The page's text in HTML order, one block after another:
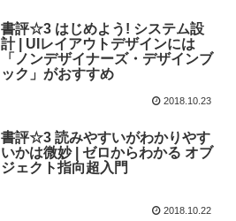
書評☆3 はじめよう! システム設
計 | UIレイアウトデザインには
「ノンデザイナーズ・デザインブ
ック」がおすすめ
2018.10.23
書評☆3 読みやすいがわかりやす
いかは微妙 | ゼロからわかる オブ
ジェクト指向超入門
2018.10.22